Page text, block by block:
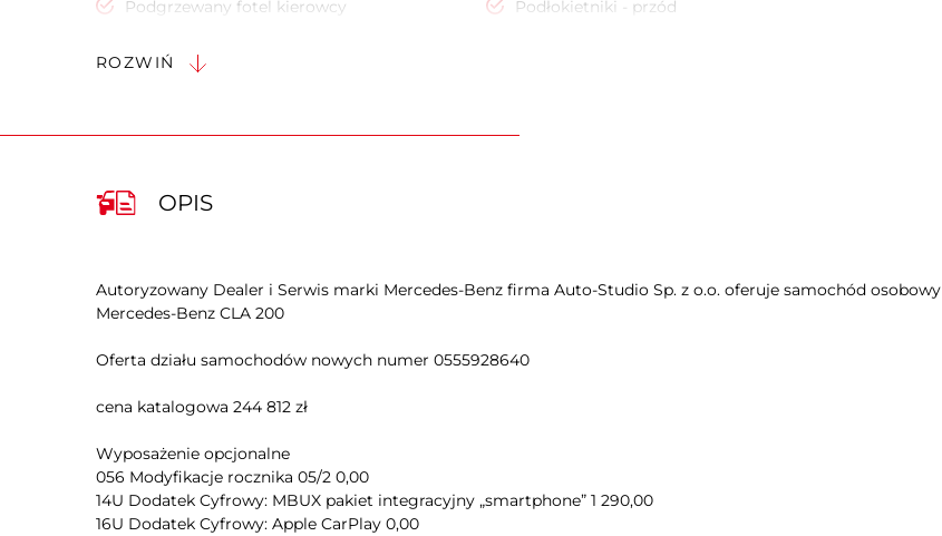
Podgrzewany fotel kierowcy
Podłokietniki - przód
Keyless Go
Światła do jazdy dziennej
ROZWIŃ
OPIS
Autoryzowany Dealer i Serwis marki Mercedes-Benz firma Auto-Studio Sp. z o.o. oferuje samochód osobowy
Mercedes-Benz CLA 200
Oferta działu samochodów nowych numer 0555928640
cena katalogowa 244 812 zł
Wyposażenie opcjonalne
056 Modyfikacje rocznika 05/2 0,00
14U Dodatek Cyfrowy: MBUX pakiet integracyjny „smartphone” 1 290,00
16U Dodatek Cyfrowy: Apple CarPlay 0,00